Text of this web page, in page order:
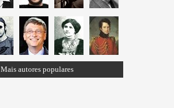
Mais autores populares